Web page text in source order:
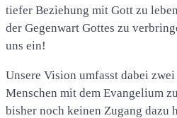
tiefer Beziehung mit Gott zu
der Gegenwart Gottes zu
uns ein!
Unsere Vision umfasst dabei
Menschen mit dem Evangelium
bisher noch keinen Zugang dazu